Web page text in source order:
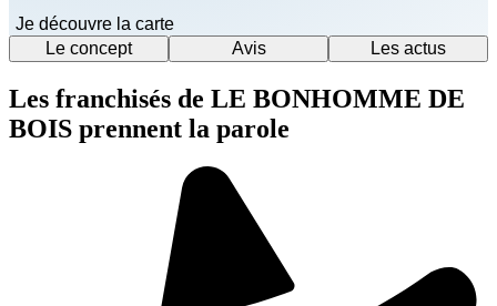
Je découvre la carte
Le concept
Avis Les actus
Les franchisés de LE BONHOMME DE
BOIS prennent la parole